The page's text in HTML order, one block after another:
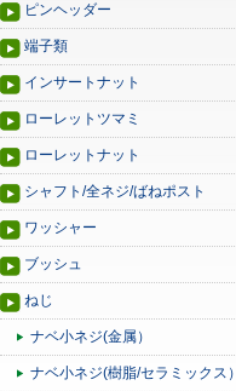
ピンヘッダー
端子類
インサートナット
ローレットツマミ
ローレットナット
シャフト/全ネジ/ばねポスト
ワッシャー
ブッシュ
ねじ
ナベ小ネジ(金属）
ナベ小ネジ(樹脂/セラミックス）